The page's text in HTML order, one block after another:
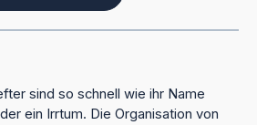
sind so schnell wie ihr Name
ein Irrtum. Die Organisation von